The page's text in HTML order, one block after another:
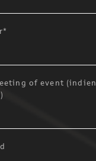
of event (indien